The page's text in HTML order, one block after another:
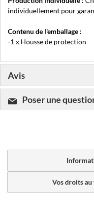
individuellement pour
Contenu de l'emballage :
-1 x Housse de protection
Avis
Poser une
Vos droits